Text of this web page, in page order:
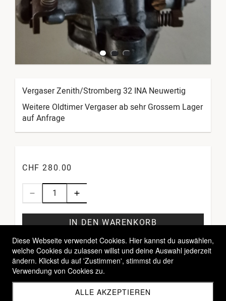
Vergaser Zenith/Stromberg 32 INA Neuwertig
Weitere Oldtimer Vergaser ab sehr Grossem Lager
auf Anfrage
CHF 280.00
IN DEN WARENKORB
Diese Webseite verwendet Cookies. Hier kannst du auswählen,
welche Cookies du zulassen willst und deine Auswahl jederzeit
ändern. Klickst du auf 'Zustimmen', stimmst du der
Verwendung von Cookies zu.
ALLE AKZEPTIEREN